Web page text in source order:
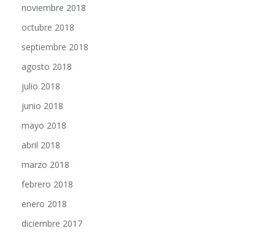
octubre 2018
septiembre 2018
agosto 2018
julio 2018
junio 2018
mayo 2018
abril 2018
marzo 2018
febrero 2018
enero 2018
diciembre 2017
noviembre 2017